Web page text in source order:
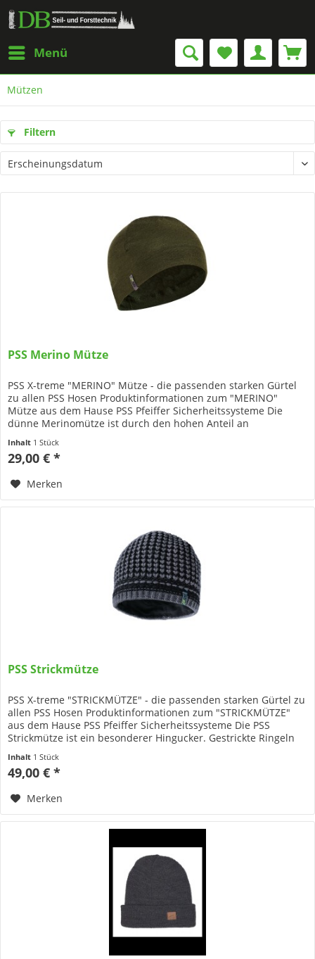
Menü
Mützen
Filtern
PSS Merino Mütze
PSS X-treme "MERINO" Mütze - die passenden starken Gürtel
zu allen PSS Hosen Produktinformationen zum "MERINO"
Mütze aus dem Hause PSS Pfeiffer Sicherheitssysteme Die
dünne Merinomütze ist durch den hohen Anteil an
Inhalt 1 Stück
29,00 € *
Merken
PSS Strickmütze
PSS X-treme "STRICKMÜTZE" - die passenden starken Gürtel zu
allen PSS Hosen Produktinformationen zum "STRICKMÜTZE"
aus dem Hause PSS Pfeiffer Sicherheitssysteme Die PSS
Strickmütze ist ein besonderer Hingucker. Gestrickte Ringeln
Inhalt 1 Stück
49,00 € *
Merken